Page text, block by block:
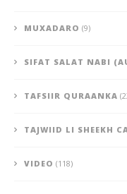
MUXADARO (9)
SIFAT SALAT NABI
TAFSIIR QURAANKA
TAJWIID LI SHEEKH
VIDEO (118)